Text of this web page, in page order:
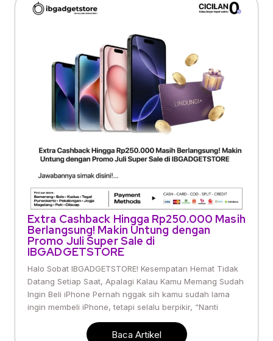
Extra Cashback Hingga Rp250.000 Masih
Berlangsung! Makin Untung dengan
Promo Juli Super Sale di
IBGADGETSTORE
Halo Sobat IBGADGETSTORE! Kesempatan Hemat Tidak
Datang Setiap Saat, Apalagi Kalau Kamu Memang Sudah
Ingin Beli iPhone Pernah nggak sih kamu sudah lama
ingin membeli iPhone, tetapi selalu berpikir, “Nanti
Baca Artikel